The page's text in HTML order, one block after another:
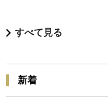
すべて見る
新着